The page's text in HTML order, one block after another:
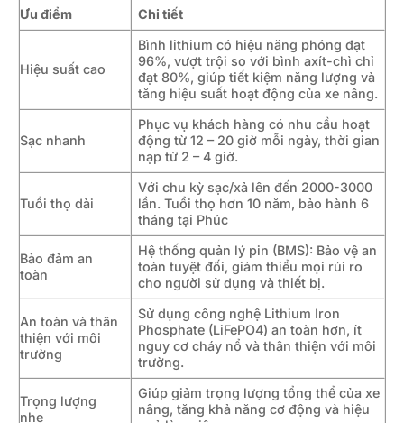
Ưu điểm Chi tiết
Hiệu suất cao
Bình lithium có hiệu năng phóng đạt
96%, vượt trội so với bình axít-chì chỉ
đạt 80%, giúp tiết kiệm năng lượng và
tăng hiệu suất hoạt động của xe nâng.
Sạc nhanh
Phục vụ khách hàng có nhu cầu hoạt
động từ 12 – 20 giờ mỗi ngày, thời gian
nạp từ 2 – 4 giờ.
Tuổi thọ dài
Với chu kỳ sạc/xả lên đến 2000-3000
lần. Tuổi thọ hơn 10 năm, bảo hành 6
tháng tại Phúc
Bảo đảm an
toàn
Hệ thống quản lý pin (BMS): Bảo vệ an
toàn tuyệt đối, giảm thiểu mọi rủi ro
cho người sử dụng và thiết bị.
An toàn và thân
thiện với môi
trường
Sử dụng công nghệ Lithium Iron
Phosphate (LiFePO4) an toàn hơn, ít
nguy cơ cháy nổ và thân thiện với môi
trường.
Trọng lượng
nhẹ
Giúp giảm trọng lượng tổng thể của xe
nâng, tăng khả năng cơ động và hiệu